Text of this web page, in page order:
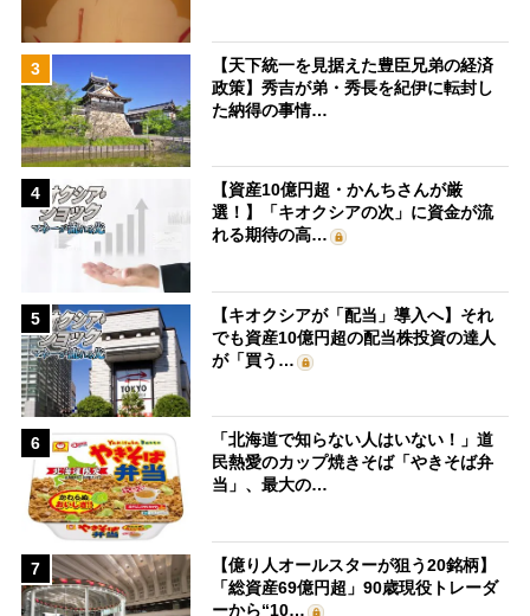
3
【天下統一を見据えた豊臣兄弟の経済
政策】秀吉が弟・秀長を紀伊に転封し
た納得の事情…
4
【資産10億円超・かんちさんが厳
選！】「キオクシアの次」に資金が流
れる期待の高…
5
【キオクシアが「配当」導入へ】それ
でも資産10億円超の配当株投資の達人
が「買う…
6
「北海道で知らない人はいない！」道
民熱愛のカップ焼きそば「やきそば弁
当」、最大の…
7
【億り人オールスターが狙う20銘柄】
「総資産69億円超」90歳現役トレーダ
ーから“10…